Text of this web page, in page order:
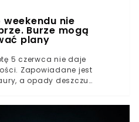
weekendu nie
Burze mogą
plany
5 czerwca nie daje
Zapowiadane jest
a opady deszczu